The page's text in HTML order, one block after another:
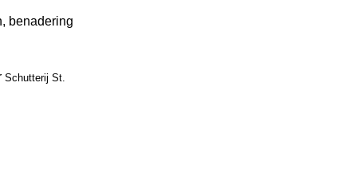
benadering
Schutterij St.